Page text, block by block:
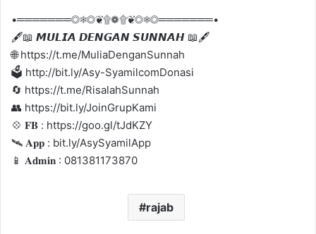
•═══════◎❅◎❦۩❁۩❦◎❅◎═══════•
🖋📖 𝙈𝙐𝙇𝙄𝘼 𝘿𝙀𝙉𝙂𝘼𝙉 𝙎𝙐𝙉𝙉𝘼𝙃 📖🖋
🌐 https://t.me/MuliaDenganSunnah
🗳 http://bit.ly/Asy-SyamilcomDonasi
🔄 https://t.me/RisalahSunnah
👥 https://bit.ly/JoinGrupKami
💠️ 𝐅𝐁 : https://goo.gl/tJdKZY
🛰 𝐀𝐩𝐩 : bit.ly/AsySyamilApp
📱 𝐀𝐝𝐦𝐢𝐧 : 081381173870
rajab